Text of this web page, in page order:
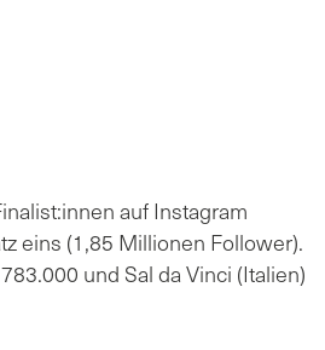
auf Instagram
eins (1,85 Millionen Follower).
und Sal da Vinci (Italien)